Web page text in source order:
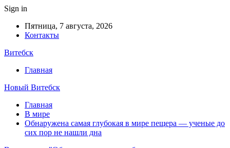
Sign in
Пятница, 7 августа, 2026
Контакты
Витебск
Главная
Новый Витебск
Главная
В мире
Обнаружена самая глубокая в мире пещера — ученые до
сих пор не нашли дна